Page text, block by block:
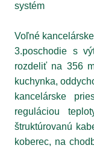
systém
Voľné
3.poschodie s
rozdeliť na 356
kuchynka,
kancelárske
reguláciou
štruktúrovanú
koberec, na